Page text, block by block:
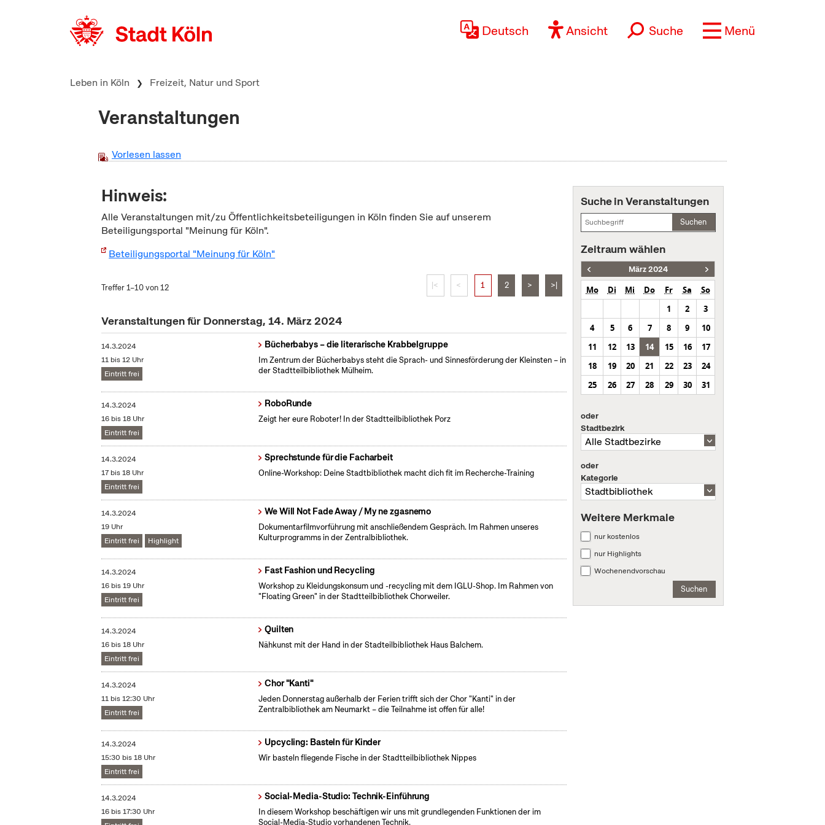
Deutsch Ansicht Suche Menü
Leben in Köln Freizeit, Natur und Sport
Veranstaltungen
Vorlesen lassen
Hinweis:
Alle Veranstaltungen mit/zu Öffentlichkeitsbeteiligungen in Köln finden Sie auf unserem
Beteiligungsportal "Meinung für Köln".
Beteiligungsportal "Meinung für Köln"
Treffer 1–10 von 12 |< < 1 2 > >|
Veranstaltungen für Donnerstag, 14. März 2024
14.3.2024
11 bis 12 Uhr
Eintritt frei
Bücherbabys – die literarische Krabbelgruppe
Im Zentrum der Bücherbabys steht die Sprach- und Sinnesförderung der Kleinsten – in
der Stadtteilbibliothek Mülheim.
14.3.2024
16 bis 18 Uhr
Eintritt frei
RoboRunde
Zeigt her eure Roboter! In der Stadtteilbibliothek Porz
14.3.2024
17 bis 18 Uhr
Eintritt frei
Sprechstunde für die Facharbeit
Online-Workshop: Deine Stadtbibliothek macht dich fit im Recherche-Training
14.3.2024
19 Uhr
Eintritt frei
Highlight
We Will Not Fade Away / My ne zgasnemo
Dokumentarfilmvorführung mit anschließendem Gespräch. Im Rahmen unseres
Kulturprogramms in der Zentralbibliothek.
14.3.2024
16 bis 19 Uhr
Eintritt frei
Fast Fashion und Recycling
Workshop zu Kleidungskonsum und -recycling mit dem IGLU-Shop. Im Rahmen von
"Floating Green" in der Stadtteilbibliothek Chorweiler.
14.3.2024
16 bis 18 Uhr
Eintritt frei
Quilten
Nähkunst mit der Hand in der Stadteilbibliothek Haus Balchem.
14.3.2024
11 bis 12:30 Uhr
Eintritt frei
Chor "Kanti"
Jeden Donnerstag außerhalb der Ferien trifft sich der Chor "Kanti" in der
Zentralbibliothek am Neumarkt – die Teilnahme ist offen für alle!
14.3.2024
15:30 bis 18 Uhr
Eintritt frei
Upcycling: Basteln für Kinder
Wir basteln fliegende Fische in der Stadtteilbibliothek Nippes
14.3.2024
16 bis 17:30 Uhr
Social-Media-Studio: Technik-Einführung
In diesem Workshop beschäftigen wir uns mit grundlegenden Funktionen der im
Social-Media-Studio vorhandenen Technik.
Suche in Veranstaltungen
Suchen
Zeitraum wählen
März 2024
Mo Di Mi Do Fr Sa
So
1
2
3
4
5 6 7 8 9
10
11
12 13 14 15 16
17
18
19 20 21 22 23
24
25
26 27 28 29 30 31
oder
Stadtbezirk
oder
Kategorie
Weitere Merkmale
nur kostenlos
nur Highlights
Wochenendvorschau
Suchen